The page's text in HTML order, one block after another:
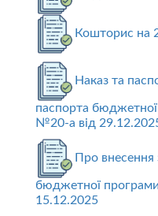
Кошторис на
Наказ та
паспорта
№20-а від
Про внесення
бюджетної
15.12.2025